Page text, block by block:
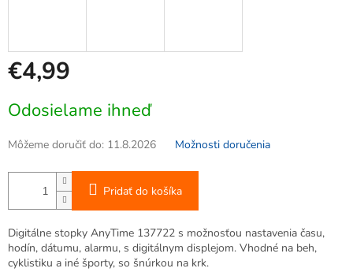
€4,99
cena:
Odosielame ihneď
Môžeme doručiť do: 11.8.2026 Možnosti doručenia
Pridať do košíka
Digitálne stopky AnyTime 137722 s možnosťou nastavenia času,
hodín, dátumu, alarmu, s digitálnym displejom. Vhodné na beh,
cyklistiku a iné športy, so šnúrkou na krk.